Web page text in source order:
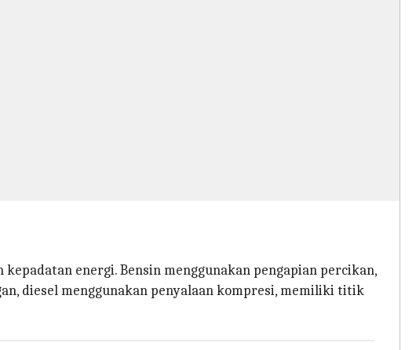
energi. Bensin menggunakan pengapian percikan,
diesel menggunakan penyalaan kompresi, memiliki titik